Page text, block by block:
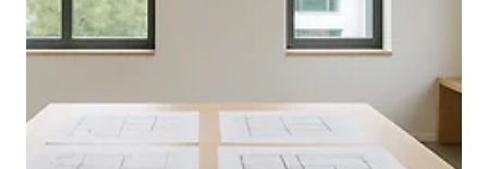
로세스 식별한국직업능력연구원의 조사 결과에 따르면, 효율적인 자동화를 위
해서는 먼저 핵심 프로세스를 식..